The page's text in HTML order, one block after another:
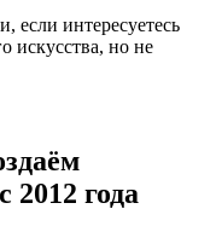
если интересуетесь
искусства, но не
2012 года